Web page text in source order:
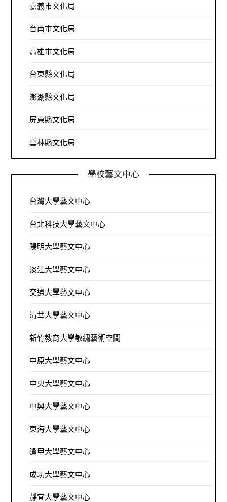
嘉義市文化局
台南市文化局
高雄市文化局
台東縣文化局
澎湖縣文化局
屏東縣文化局
雲林縣文化局
學校藝文中心
台灣大學藝文中心
台北科技大學藝文中心
陽明大學藝文中心
淡江大學藝文中心
交通大學藝文中心
清華大學藝文中心
新竹教育大學敏繡藝術空間
中原大學藝文中心
中央大學藝文中心
中興大學藝文中心
東海大學藝文中心
逢甲大學藝文中心
成功大學藝文中心
靜宜大學藝文中心